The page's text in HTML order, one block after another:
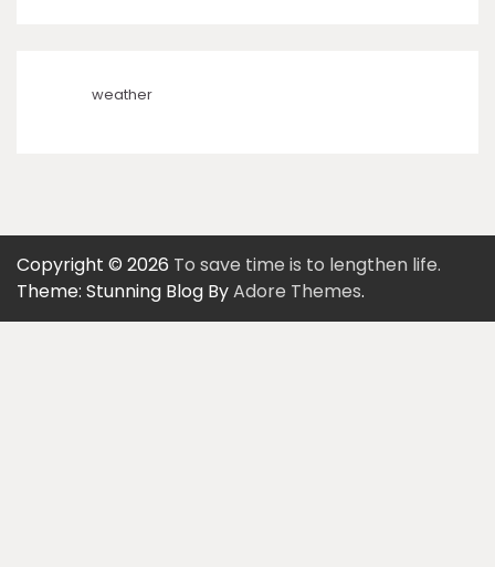
weather
Copyright © 2026 To save time is to lengthen life.
Theme: Stunning Blog ByAdore Themes.